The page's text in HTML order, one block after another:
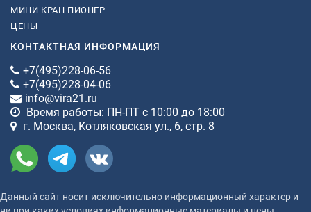
МИНИ КРАН ПИОНЕР
ЦЕНЫ
КОНТАКТНАЯ ИНФОРМАЦИЯ
+7(495)228-06-56
+7(495)228-04-06
info@vira21.ru
Время работы: ПН-ПТ с 10:00 до 18:00
г. Москва, Котляковская ул., 6, стр. 8
Данный сайт носит исключительно информационный характер и